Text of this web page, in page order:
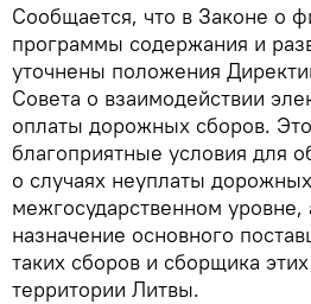
Сообщается, что в Законе о
программы содержания и
уточнены положения
Совета о взаимодействии
оплаты дорожных сборов.
благоприятные условия для
о случаях неуплаты
межгосударственном уровне,
назначение основного
таких сборов и сборщика
территории Литвы.